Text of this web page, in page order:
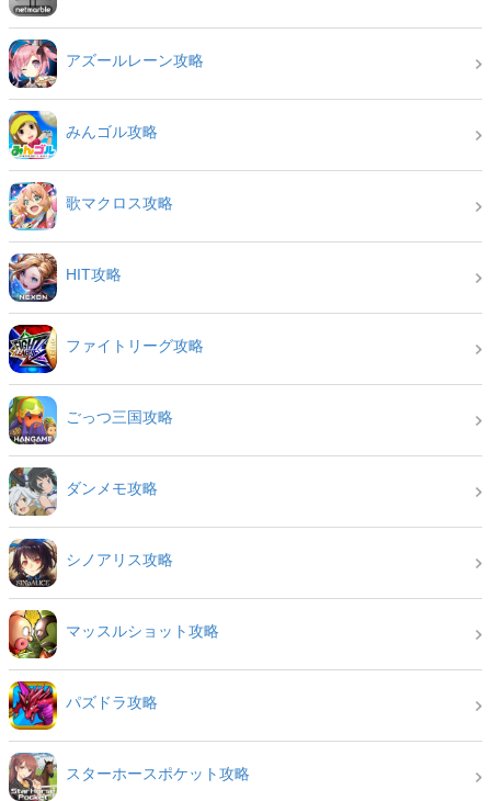
アズールレーン攻略
みんゴル攻略
歌マクロス攻略
HIT攻略
ファイトリーグ攻略
ごっつ三国攻略
ダンメモ攻略
シノアリス攻略
マッスルショット攻略
パズドラ攻略
スターホースポケット攻略